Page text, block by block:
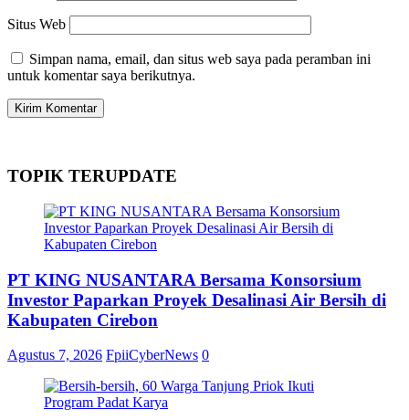
Situs Web
Simpan nama, email, dan situs web saya pada peramban ini
untuk komentar saya berikutnya.
TOPIK TERUPDATE
PT KING NUSANTARA Bersama Konsorsium
Investor Paparkan Proyek Desalinasi Air Bersih di
Kabupaten Cirebon
Agustus 7, 2026 FpiiCyberNews 0